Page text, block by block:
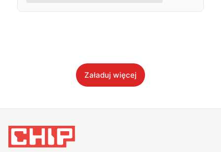
Załaduj więcej